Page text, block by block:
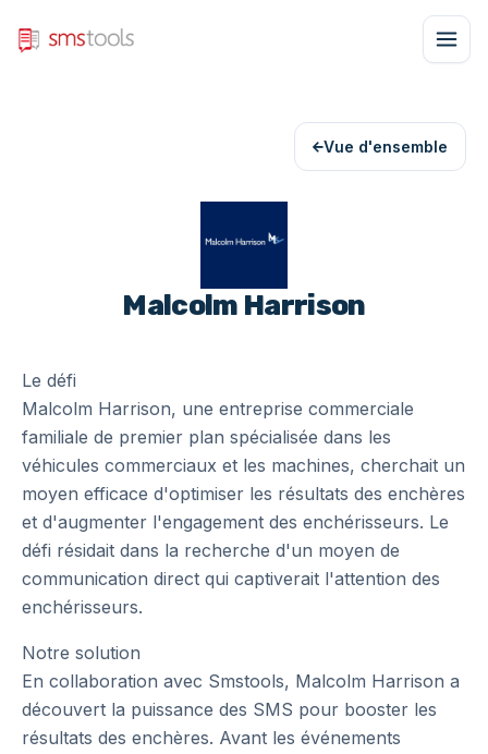
Vue d'ensemble
Malcolm Harrison
Le défi
Malcolm Harrison, une entreprise commerciale
familiale de premier plan spécialisée dans les
véhicules commerciaux et les machines, cherchait un
moyen efficace d'optimiser les résultats des enchères
et d'augmenter l'engagement des enchérisseurs. Le
défi résidait dans la recherche d'un moyen de
communication direct qui captiverait l'attention des
enchérisseurs.
Notre solution
En collaboration avec Smstools, Malcolm Harrison a
découvert la puissance des SMS pour booster les
résultats des enchères. Avant les événements